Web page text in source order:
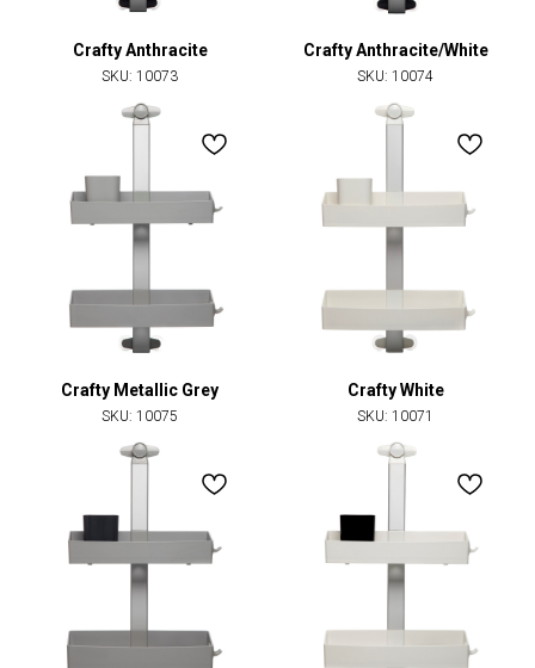
Crafty Anthracite
SKU: 10073
Crafty Anthracite/White
SKU: 10074
Crafty Metallic Grey
SKU: 10075
Crafty White
SKU: 10071